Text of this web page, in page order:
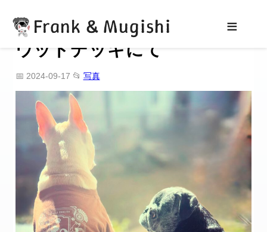
Frank & Mugishi ≡
ウッドデッキにて
📅 2024-09-17 📂 写真